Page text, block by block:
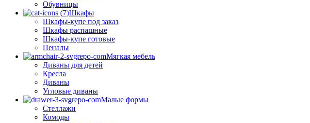
Обувницы
Шкафы
Шкафы-купе под заказ
Шкафы распашные
Шкафы-купе готовые
Пеналы
Мягкая мебель
Диваны для детей
Кресла
Диваны
Угловые диваны
Малые формы
Стеллажи
Комоды